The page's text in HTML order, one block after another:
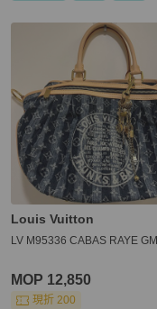
Louis Vuitton
LV M95336 CABAS RAYE GM
MOP 12,850
現折 200